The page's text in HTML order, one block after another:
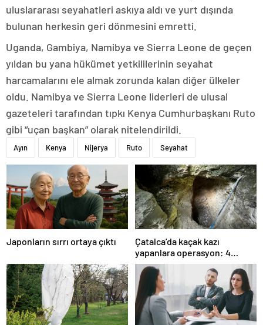
uluslararası seyahatleri askıya aldı ve yurt dışında
bulunan herkesin geri dönmesini emretti.
Uganda, Gambiya, Namibya ve Sierra Leone de geçen
yıldan bu yana hükümet yetkililerinin seyahat
harcamalarını ele almak zorunda kalan diğer ülkeler
oldu. Namibya ve Sierra Leone liderleri de ulusal
gazeteleri tarafından tıpkı Kenya Cumhurbaşkanı Ruto
gibi “uçan başkan” olarak nitelendirildi.
Ayın Kenya Nijerya Ruto Seyahat
Japonların sırrı ortaya çıktı
Çatalca’da kaçak kazı
yapanlara operasyon: 4
gözaltı